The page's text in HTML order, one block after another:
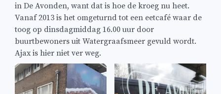
in De Avonden, want dat is hoe de kroeg nu heet.
Vanaf 2013 is het omgeturnd tot een eetcafé waar de
toog op dinsdagmiddag 16.00 uur door
buurtbewoners uit Watergraafsmeer gevuld wordt.
Ajax is hier niet ver weg.